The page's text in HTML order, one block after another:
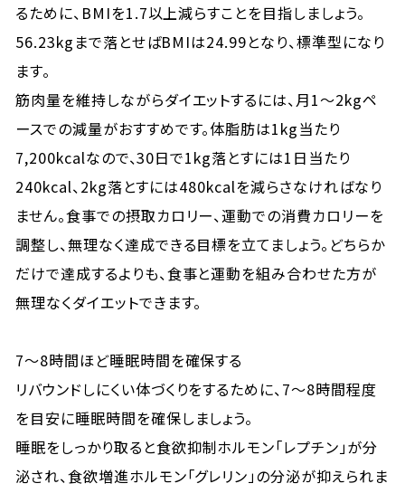
るために、BMIを1.7以上減らすことを目指しましょう。
56.23kgまで落とせばBMIは24.99となり、標準型になり
ます。
筋肉量を維持しながらダイエットするには、月1〜2kgペ
ースでの減量がおすすめです。体脂肪は1kg当たり
7,200kcalなので、30日で1kg落とすには1日当たり
240kcal、2kg落とすには480kcalを減らさなければなり
ません。食事での摂取カロリー、運動での消費カロリーを
調整し、無理なく達成できる目標を立てましょう。どちらか
だけで達成するよりも、食事と運動を組み合わせた方が
無理なくダイエットできます。
7～8時間ほど睡眠時間を確保する
リバウンドしにくい体づくりをするために、7〜8時間程度
を目安に睡眠時間を確保しましょう。
睡眠をしっかり取ると食欲抑制ホルモン「レプチン」が分
泌され、食欲増進ホルモン「グレリン」の分泌が抑えられま